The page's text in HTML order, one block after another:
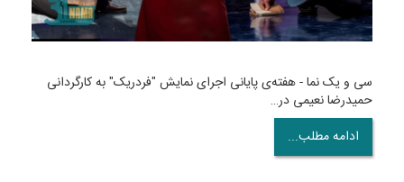
سی و یک نما - هفته‌ی پایانی اجرای نمایش "فردریک" به کارگردانی
حمیدرضا نعیمی در…
ادامه مطلب...